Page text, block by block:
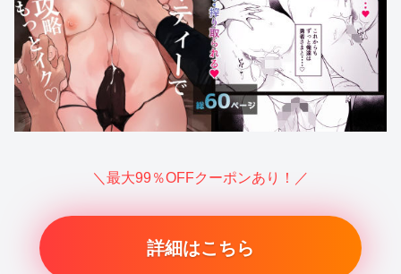
＼最大99％OFFクーポンあり！／
詳細はこちら